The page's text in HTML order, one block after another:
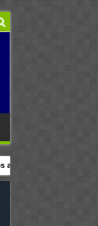
africaines